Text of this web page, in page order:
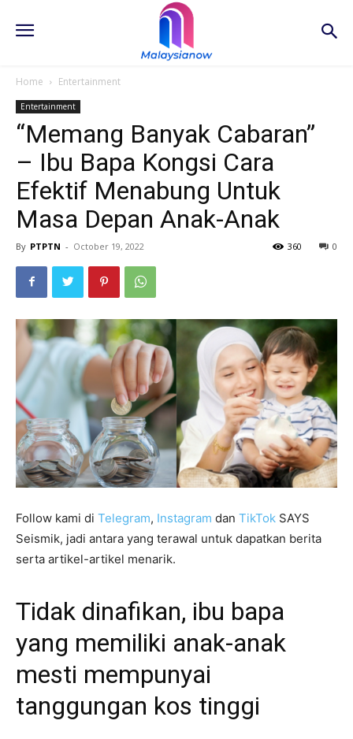
Home Entertainment
Entertainment
“Memang Banyak Cabaran”
– Ibu Bapa Kongsi Cara
Efektif Menabung Untuk
Masa Depan Anak-Anak
By PTPTN - October 19, 2022 0
360
Follow kami di Telegram, Instagram dan TikTok SAYS
Seismik, jadi antara yang terawal untuk dapatkan berita
serta artikel-artikel menarik.
Tidak dinafikan, ibu bapa
yang memiliki anak-anak
mesti mempunyai
tanggungan kos tinggi